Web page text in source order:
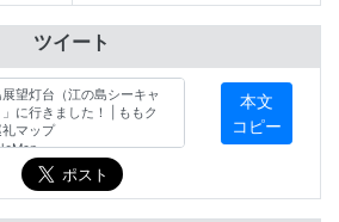
ツイート
本文
コピー